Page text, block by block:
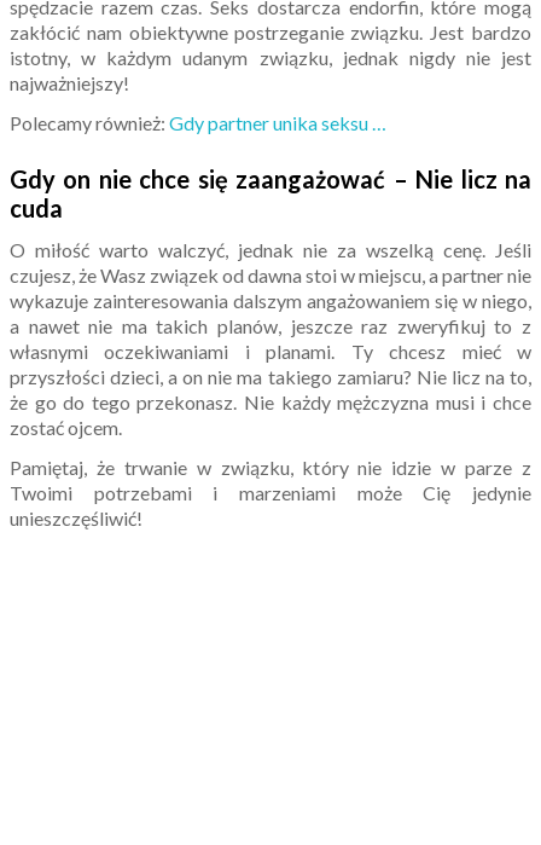
spędzacie razem czas. Seks dostarcza endorfin, które mogą
zakłócić nam obiektywne postrzeganie związku. Jest bardzo
istotny, w każdym udanym związku, jednak nigdy nie jest
najważniejszy!
Polecamy również: Gdy partner unika seksu …
Gdy on nie chce się zaangażować – Nie licz na
cuda
O miłość warto walczyć, jednak nie za wszelką cenę. Jeśli
czujesz, że Wasz związek od dawna stoi w miejscu, a partner nie
wykazuje zainteresowania dalszym angażowaniem się w niego,
a nawet nie ma takich planów, jeszcze raz zweryfikuj to z
własnymi oczekiwaniami i planami. Ty chcesz mieć w
przyszłości dzieci, a on nie ma takiego zamiaru? Nie licz na to,
że go do tego przekonasz. Nie każdy mężczyzna musi i chce
zostać ojcem.
Pamiętaj, że trwanie w związku, który nie idzie w parze z
Twoimi potrzebami i marzeniami może Cię jedynie
unieszczęśliwić!